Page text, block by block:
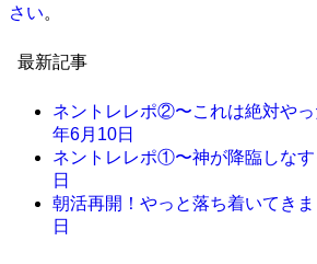
さい。
最新記事
ネントレレポ②〜これは絶対や
年6月10日
ネントレレポ①〜神が降臨しなす
日
朝活再開！やっと落ち着いてきま
日